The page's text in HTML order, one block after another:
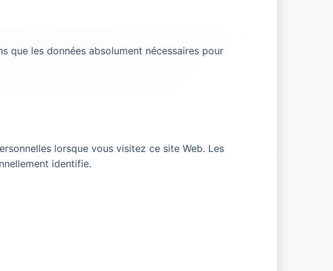
que les données absolument nécessaires pour
lorsque vous visitez ce site Web. Les
identifie.